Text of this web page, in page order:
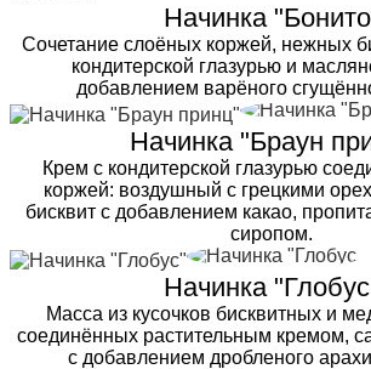
Начинка
Сочетание слоёных коржей, нежных
кондитерской глазурью и
добавлением варёного
Начинка "Браун
Крем с кондитерской глазурью
коржей: воздушный с грецкими
бисквит с добавлением какао,
сиропом.
Начинка
Масса из кусочков бисквитных и
соединённых растительным кремом,
с добавлением дробленого